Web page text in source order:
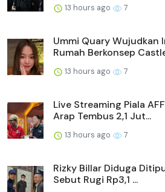
13 hours ago 7
Ummi Quary Wujudkan
Rumah Berkonsep
13 hours ago 7
Live Streaming Piala
Arap Tembus 2,1 Jut...
13 hours ago 7
Rizky Billar Diduga
Sebut Rugi Rp3,1 ...